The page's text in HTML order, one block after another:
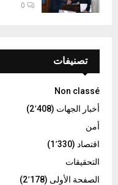
0
تصنيفات
Non classé
أخبار الجهات (2٬408)
أمن
اقتصاد (1٬330)
التحقيقات
الصفحة الأولى (2٬178)